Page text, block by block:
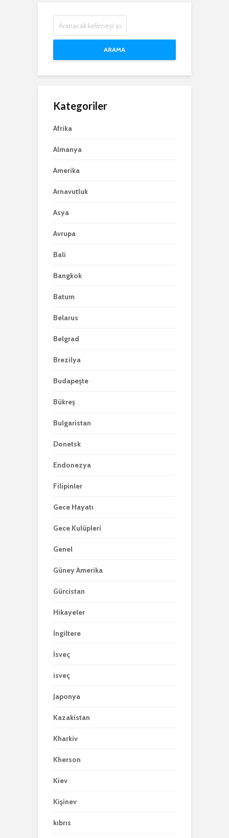
ARAMA
Kategoriler
Afrika
Almanya
Amerika
Arnavutluk
Asya
Avrupa
Bali
Bangkok
Batum
Belarus
Belgrad
Brezilya
Budapeşte
Bükreş
Bulgaristan
Donetsk
Endonezya
Filipinler
Gece Hayatı
Gece Kulüpleri
Genel
Güney Amerika
Gürcistan
Hikayeler
İngiltere
İsveç
isveç
Japonya
Kazakistan
Kharkiv
Kherson
Kiev
Kişinev
kıbrıs